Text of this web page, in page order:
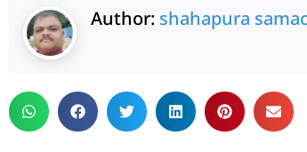
Author: shahapura